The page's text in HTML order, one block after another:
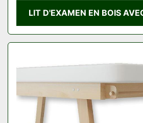
LIT D'EXAMEN EN BOIS